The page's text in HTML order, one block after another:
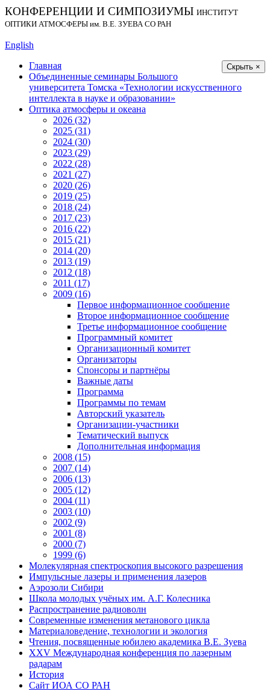
КОНФЕРЕНЦИИ И СИМПОЗИУМЫ ИНСТИТУТ
ОПТИКИ АТМОСФЕРЫ им. В.Е. ЗУЕВА СО РАН
English
Скрыть ×
Главная
Объединенные семинары Большого
университета Томска «Технологии искусственного
интеллекта в науке и образовании»
Оптика атмосферы и океана
2026 (32)
2025 (31)
2024 (30)
2023 (29)
2022 (28)
2021 (27)
2020 (26)
2019 (25)
2018 (24)
2017 (23)
2016 (22)
2015 (21)
2014 (20)
2013 (19)
2012 (18)
2011 (17)
2009 (16)
Первое информационное сообщение
Второе информационное сообщение
Третье информационное сообщение
Программный комитет
Организационный комитет
Организаторы
Спонсоры и партнёры
Важные даты
Программа
Программы по темам
Авторский указатель
Организации-участники
Тематический выпуск
Дополнительная информация
2008 (15)
2007 (14)
2006 (13)
2005 (12)
2004 (11)
2003 (10)
2002 (9)
2001 (8)
2000 (7)
1999 (6)
Молекулярная спектроскопия высокого разрешения
Импульсные лазеры и применения лазеров
Аэрозоли Сибири
Школа молодых учёных им. А.Г. Колесника
Распространение радиоволн
Современные изменения метанового цикла
Материаловедение, технологии и экология
Чтения, посвященные юбилею академика В.Е. Зуева
XXV Международная конференция по лазерным
радарам
История
Сайт ИОА СО РАН